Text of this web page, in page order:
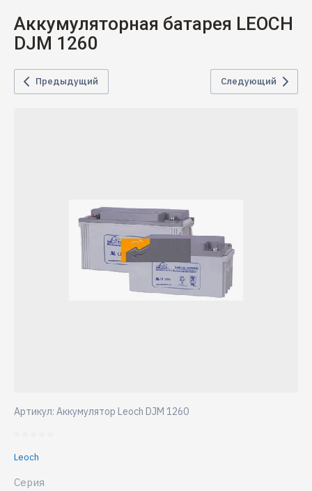
Аккумуляторная батарея LEOCH
DJM 1260
Предыдущий Следующий
Артикул: Аккумулятор Leoch DJM 1260
Leoch
Серия